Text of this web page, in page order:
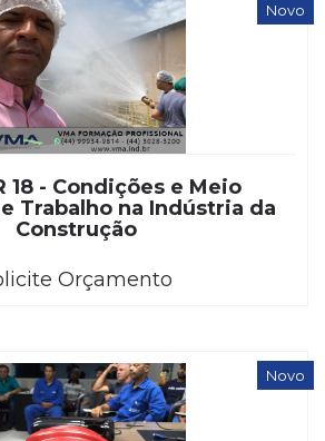
18 - Condições e Meio
Trabalho na Indústria da
Construção
Orçamento
Novo
Novo